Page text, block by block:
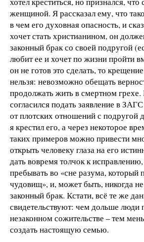
женщиной. Я рассказал ему, что
в чем его духовная опасность, и
хочет стать христианином, он
законный брак со своей подругой
любит ее и хочет по жизни пройти
он не готов это сделать, то
нельзя: невозможно обещать
продолжать жить в смертном
согласился подать заявление в
от плотских отношений с подругой
я крестил его, а через некоторое
таких примеров можно привести
открыть человеку глаза на его
дать вовремя толчок к
пребывать во «сне разума, который
чудовищ», и, может быть, никогда
законный брак. Кстати, всё те же
свидетельствуют: чем дольше люди
незаконном сожительстве – тем
создать настоящую семью.